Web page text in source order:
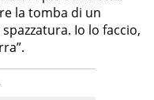
la tomba di un
Io lo faccio,